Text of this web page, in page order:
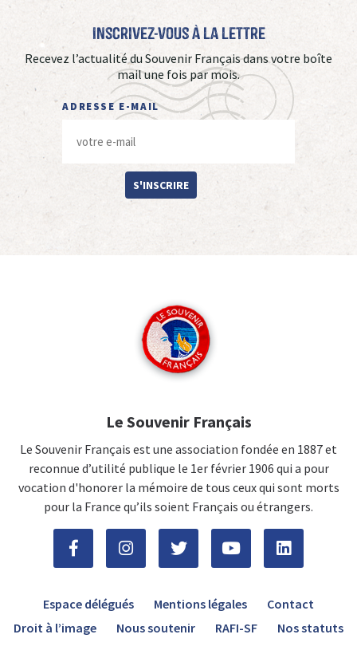
Inscrivez-vous à La Lettre
Recevez l’actualité du Souvenir Français dans votre boîte
mail une fois par mois.
ADRESSE E-MAIL
S'INSCRIRE
Le Souvenir Français
Le Souvenir Français est une association fondée en 1887 et
reconnue d’utilité publique le 1er février 1906 qui a pour
vocation d'honorer la mémoire de tous ceux qui sont morts
pour la France qu’ils soient Français ou étrangers.
Espace délégués Mentions légales
Contact
Droit à l’image
Nous soutenir RAFI-SF Nos statuts